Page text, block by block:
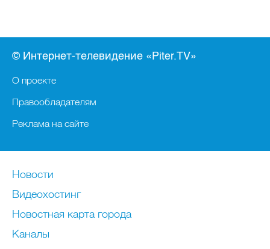
© Интернет-телевидение «Piter.TV»
О проекте
Правообладателям
Реклама на сайте
Новости
Видеохостинг
Новостная карта города
Каналы